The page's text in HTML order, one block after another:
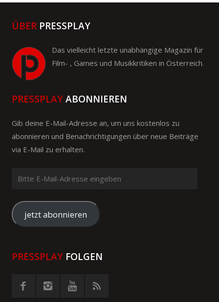
ÜBER PRESSPLAY
Das vielleicht letzte unabhängige Magazin für
Film- , Games und Musikkritiken in Österreich.
PRESSPLAYABONNIEREN
Gib deine E-Mail-Adresse an, um uns kostenlos zu
abonnieren und Benachrichtigungen über neue Beiträge
via E-Mail zu erhalten.
Mail-
Adresse
eingeben
jetzt abonnieren
PRESSPLAY FOLGEN